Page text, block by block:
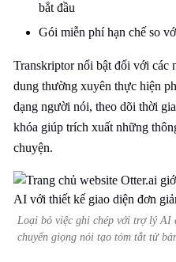
bắt đầu
Gói miễn phí hạn chế so
Transkriptor nổi bật đối với các
dung thường xuyên thực hiện
dạng người nói, theo dõi thời
khóa giúp trích xuất những
chuyện.
Loại bỏ việc ghi chép với trợ lý AI
chuyển giọng nói tạo tóm tắt từ